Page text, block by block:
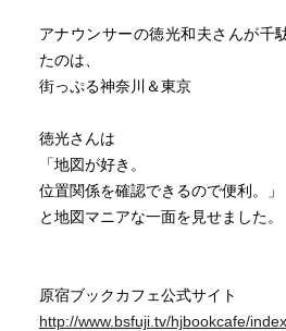
アナウンサーの徳光和夫さんが千
たのは、
街っぷる神奈川＆東京
徳光さんは
「地図が好き。
位置関係を確認できるので便利。」
と地図マニアな一面を見せました。
原宿ブックカフェ公式サイト
http://www.bsfuji.tv/hjbookcafe/